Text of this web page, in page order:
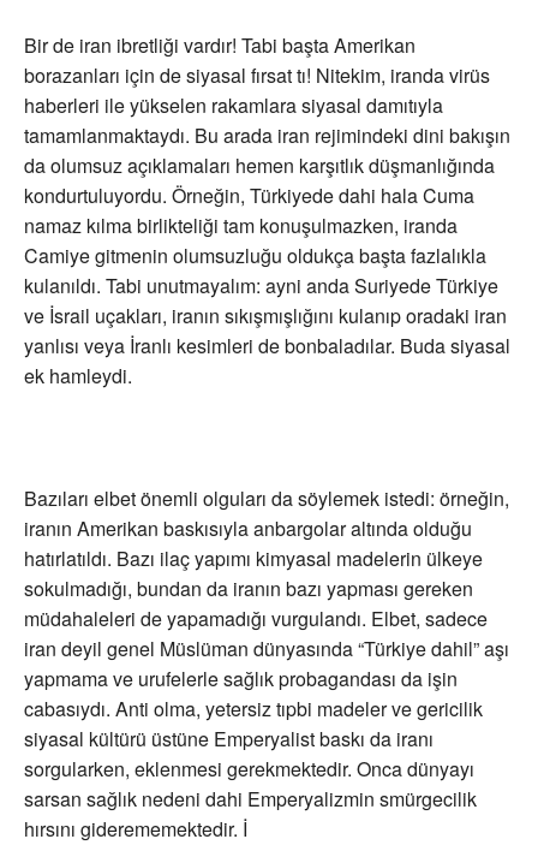
Bir de iran ibretliği vardır! Tabi başta Amerikan
borazanları için de siyasal fırsat tı! Nitekim, iranda virüs
haberleri ile yükselen rakamlara siyasal damıtıyla
tamamlanmaktaydı. Bu arada iran rejimindeki dini bakışın
da olumsuz açıklamaları hemen karşıtlık düşmanlığında
kondurtuluyordu. Örneğin, Türkiyede dahi hala Cuma
namaz kılma birlikteliği tam konuşulmazken, iranda
Camiye gitmenin olumsuzluğu oldukça başta fazlalıkla
kulanıldı. Tabi unutmayalım: ayni anda Suriyede Türkiye
ve İsrail uçakları, iranın sıkışmışlığını kulanıp oradaki iran
yanlısı veya İranlı kesimleri de bonbaladılar. Buda siyasal
ek hamleydi.
Bazıları elbet önemli olguları da söylemek istedi: örneğin,
iranın Amerikan baskısıyla anbargolar altında olduğu
hatırlatıldı. Bazı ilaç yapımı kimyasal madelerin ülkeye
sokulmadığı, bundan da iranın bazı yapması gereken
müdahaleleri de yapamadığı vurgulandı. Elbet, sadece
iran deyil genel Müslüman dünyasında “Türkiye dahil” aşı
yapmama ve urufelerle sağlık probagandası da işin
cabasıydı. Anti olma, yetersiz tıpbi madeler ve gericilik
siyasal kültürü üstüne Emperyalist baskı da iranı
sorgularken, eklenmesi gerekmektedir. Onca dünyayı
sarsan sağlık nedeni dahi Emperyalizmin smürgecilik
hırsını giderememektedir. İ